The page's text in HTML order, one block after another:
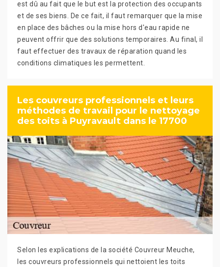
est dû au fait que le but est la protection des occupants
et de ses biens. De ce fait, il faut remarquer que la mise
en place des bâches ou la mise hors d'eau rapide ne
peuvent offrir que des solutions temporaires. Au final, il
faut effectuer des travaux de réparation quand les
conditions climatiques les permettent.
Les couvreurs professionnels et leurs
méthodes de travail pour le nettoyage
des toits à Puyravault dans le 17700
Selon les explications de la société Couvreur Meuche,
les couvreurs professionnels qui nettoient les toits